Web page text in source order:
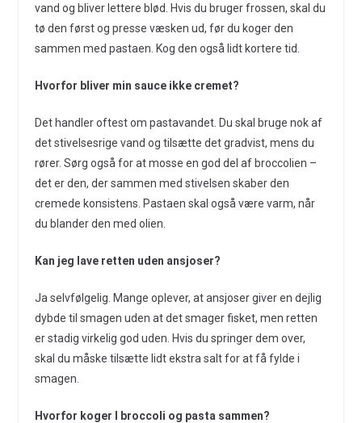
vand og bliver lettere blød. Hvis du bruger frossen, skal du
tø den først og presse væsken ud, før du koger den
sammen med pastaen. Kog den også lidt kortere tid.
Hvorfor bliver min sauce ikke cremet?
Det handler oftest om pastavandet. Du skal bruge nok af
det stivelsesrige vand og tilsætte det gradvist, mens du
rører. Sørg også for at mosse en god del af broccolien –
det er den, der sammen med stivelsen skaber den
cremede konsistens. Pastaen skal også være varm, når
du blander den med olien.
Kan jeg lave retten uden ansjoser?
Ja selvfølgelig. Mange oplever, at ansjoser giver en dejlig
dybde til smagen uden at det smager fisket, men retten
er stadig virkelig god uden. Hvis du springer dem over,
skal du måske tilsætte lidt ekstra salt for at få fylde i
smagen.
Hvorfor koger I broccoli og pasta sammen?